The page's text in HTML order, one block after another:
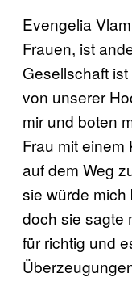
Evengelia
Frauen, ist
Gesellschaft
von unserer
mir und boten
Frau mit einem
auf dem Weg
sie würde
doch sie sagte
für richtig und